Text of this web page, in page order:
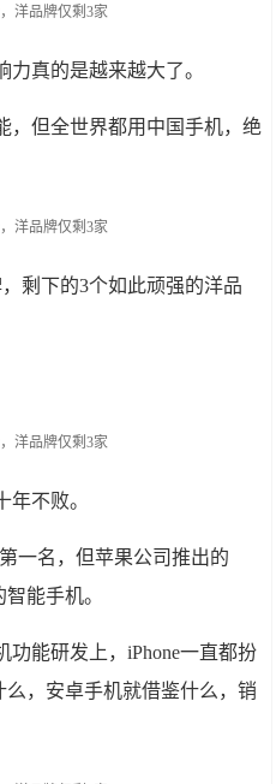
真的是越来越大了。
，但全世界都用中国手机，绝
剩下的3个如此顽强的洋品
年不败。
一名，但苹果公司推出的
能手机。
能研发上，iPhone一直都扮
么，安卓手机就借鉴什么，销